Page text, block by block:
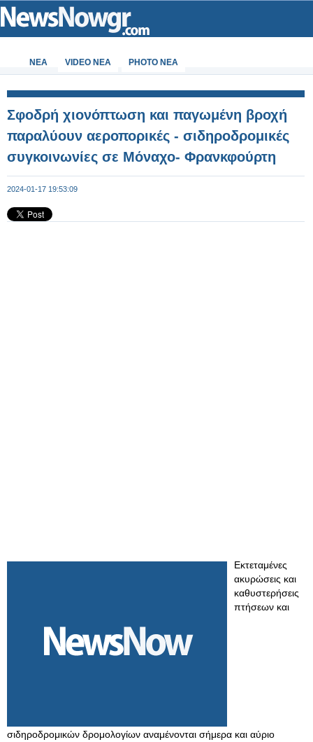
ΝΕΑ VIDEO NEA PHOTO NEA
Σφοδρή χιονόπτωση και παγωμένη βροχή
παραλύουν αεροπορικές - σιδηροδρομικές
συγκοινωνίες σε Μόναχο- Φρανκφούρτη
2024-01-17 19:53:09
Εκτεταμένες
ακυρώσεις και
καθυστερήσεις
πτήσεων και
σιδηροδρομικών δρομολογίων αναμένονται σήμερα και αύριο